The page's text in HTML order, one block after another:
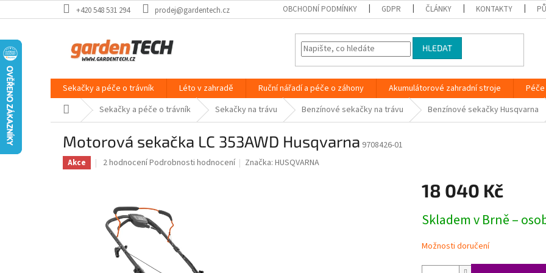
na
+420 548 531 294 prodej@gardentech.cz OBCHODNÍ PODMÍNKY GDPR ČLÁNKY KONTAKTY
HLEDAT
Sekačky a péče o trávník Léto v zahradě Ruční nářadí a péče o záhony Akumulátorové zahradní stroje
Domů Sekačky a péče o trávník Sekačky na trávu Benzínové sekačky na trávu Benzínové sekačky Husqvarna
Motorová sekačka LC 353AWD Husqvarna 9708426-01
Akce
Průměrné
z
5
hvězdiček.
2 hodnoceníPodrobnosti hodnocení Značka:HUSQVARNA
18 040 Kč
cena:
Skladem v Brně –
Možnosti doručení